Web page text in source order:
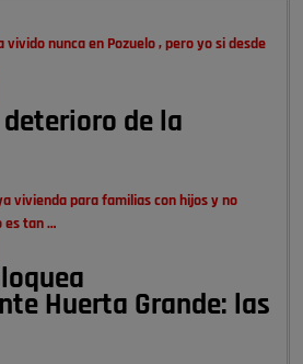
vivido nunca en Pozuelo , pero yo si desde
deterioro de la
vivienda para familias con hijos y no
es tan …
Huerta Grande: las